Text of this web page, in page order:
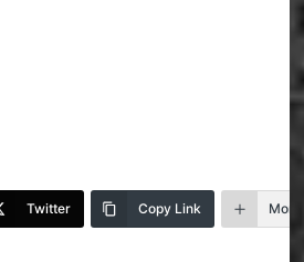
Twitter Copy Link More